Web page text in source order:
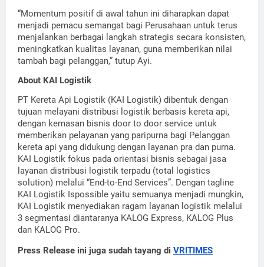
“Momentum positif di awal tahun ini diharapkan dapat
menjadi pemacu semangat bagi Perusahaan untuk terus
menjalankan berbagai langkah strategis secara konsisten,
meningkatkan kualitas layanan, guna memberikan nilai
tambah bagi pelanggan,” tutup Ayi.
About KAI Logistik
PT Kereta Api Logistik (KAI Logistik) dibentuk dengan
tujuan melayani distribusi logistik berbasis kereta api,
dengan kemasan bisnis door to door service untuk
memberikan pelayanan yang paripurna bagi Pelanggan
kereta api yang didukung dengan layanan pra dan purna.
KAI Logistik fokus pada orientasi bisnis sebagai jasa
layanan distribusi logistik terpadu (total logistics
solution) melalui “End-to-End Services”. Dengan tagline
KAI Logistik Ispossible yaitu semuanya menjadi mungkin,
KAI Logistik menyediakan ragam layanan logistik melalui
3 segmentasi diantaranya KALOG Express, KALOG Plus
dan KALOG Pro.
Press Release ini juga sudah tayang di VRITIMES